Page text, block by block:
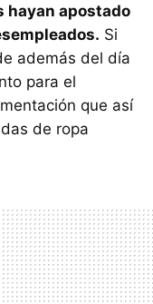
hayan apostado
Si
además del día
para el
que así
de ropa